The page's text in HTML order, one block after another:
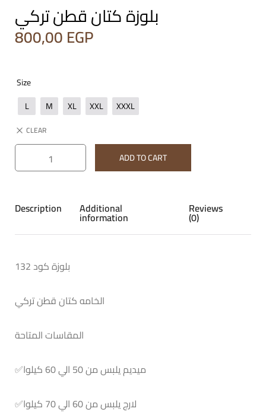
بلوزة كتان قطن تركي
800,00EGP
Size
L
M XL XXL XXXL
CLEAR
ADD TO CART
Description Additional
information
Reviews
(0)
بلوزة كود 132
الخامه كتان قطن تركي
المقاسات المتاحة
ميديم يلبس من 50 الي 60 كيلوا
✅
لارج يلبس من 60 الي 70 كيلوا
✅